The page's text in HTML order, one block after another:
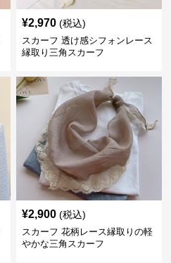
¥2,970 (税込)
スカーフ 透け感シフォンレース
縁取り三角スカーフ
¥2,900 (税込)
スカーフ 花柄レース縁取りの軽
やかな三角スカーフ